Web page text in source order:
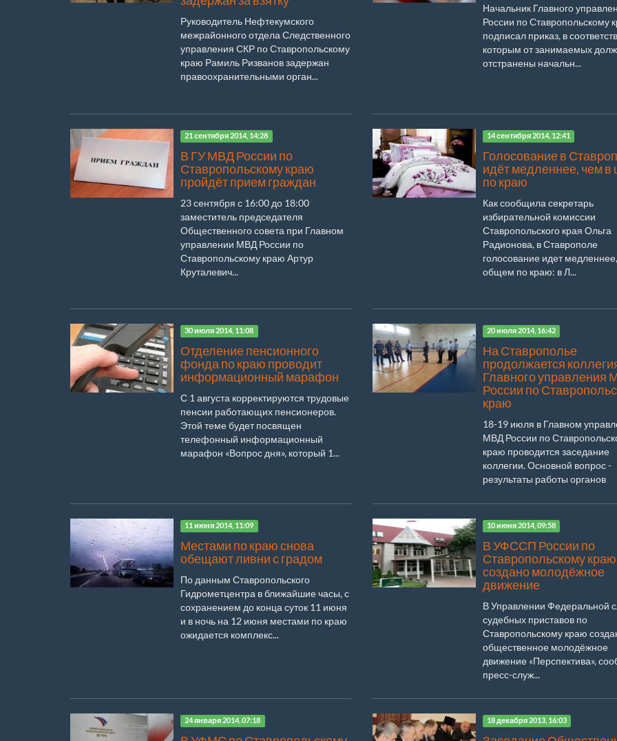
Руководитель Нефтекумского
межрайонного отдела Следственного
управления СКР по Ставропольскому
краю Рамиль Ризванов задержан
правоохранительными орган...
Начальник Главного
России по Ставропольскому
подписал приказ, в
которым от занимаемых
отстранены начальн...
21 сентября 2014, 14:28
В ГУ МВД России по
Ставропольскому краю
пройдёт прием граждан
23 сентября с 16:00 до 18:00
заместитель председателя
Общественного совета при Главном
управлении МВД России по
Ставропольскому краю Артур
Круталевич...
14 сентября 2014, 12:41
Голосование в
идёт медленнее, чем в
по краю
Как сообщила секретарь
избирательной комиссии
Ставропольского края Ольга
Радионова, в Ставрополе
голосование идет
общем по краю: в Л...
30 июля 2014, 11:08
Отделение пенсионного
фонда по краю проводит
информационный марафон
С 1 августа корректируются трудовые
пенсии работающих пенсионеров.
Этой теме будет посвящен
телефонный информационный
марафон «Вопрос дня», который 1...
20 июля 2014, 16:42
На Ставрополье
продолжается
Главного управления
России по
краю
18-19 июля в Главном
МВД России по
краю проводится заседание
коллегии. Основной вопрос -
результаты работы органов
11 июня 2014, 11:09
Местами по краю снова
обещают ливни с градом
По данным Ставропольского
Гидрометцентра в ближайшие часы, с
сохранением до конца суток 11 июня
и в ночь на 12 июня местами по краю
ожидается комплекс...
10 июня 2014, 09:58
В УФССП России по
Ставропольскому краю
создано молодёжное
движение
В Управлении Федеральной
судебных приставов по
Ставропольскому краю
общественное молодёжное
движение «Перспектива»,
пресс-служ...
24 января 2014, 07:18 18 декабря 2013, 16:03